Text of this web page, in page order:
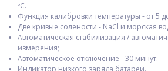
ºC.
Функция калибровки температуры - от 5
Две кривые солености - NaCl и морская
Автоматическая стабилизация /
измерения;
Автоматическое отключение - 30 минут.
Индикатор низкого заряда батареи.